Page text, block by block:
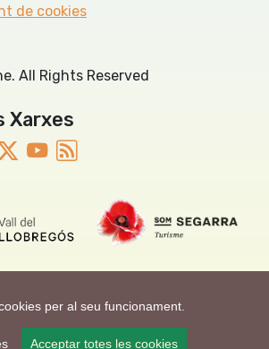
per al seu funcionament.
Acceptar totes les cookies
de cookies
All Rights Reserved
Xarxes